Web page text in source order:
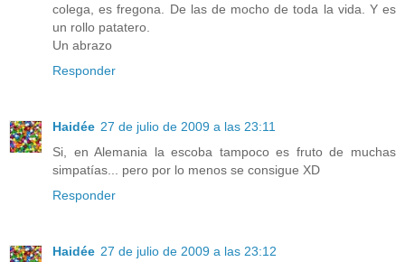
colega, es fregona. De las de mocho de toda la vida. Y es
un rollo patatero.
Un abrazo
Responder
Haidée 27 de julio de 2009 a las 23:11
Si, en Alemania la escoba tampoco es fruto de muchas
simpatías... pero por lo menos se consigue XD
Responder
Haidée 27 de julio de 2009 a las 23:12